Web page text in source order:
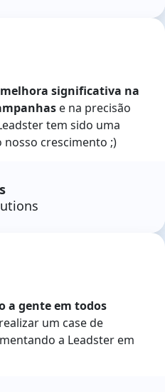
melhora significativa na
e na precisão
tem sido uma
nosso crescimento ;)
a gente em todos
um case de
a Leadster em